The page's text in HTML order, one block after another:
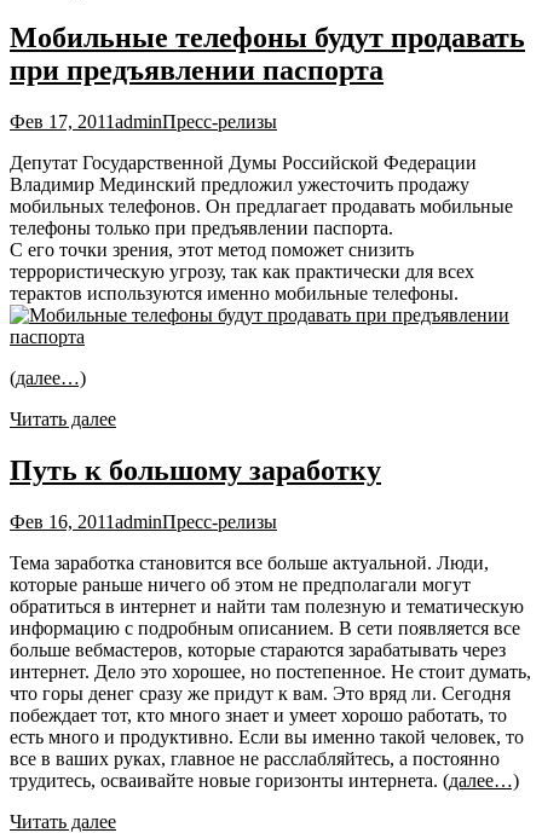
Мобильные телефоны будут продавать
при предъявлении паспорта
Фев 17, 2011adminПресс-релизы
Депутат Государственной Думы Российской Федерации
Владимир Мединский предложил ужесточить продажу
мобильных телефонов. Он предлагает продавать мобильные
телефоны только при предъявлении паспорта.
С его точки зрения, этот метод поможет снизить
террористическую угрозу, так как практически для всех
терактов используются именно мобильные телефоны.
(далее…)
Читать далее
Путь к большому заработку
Фев 16, 2011adminПресс-релизы
Тема заработка становится все больше актуальной. Люди,
которые раньше ничего об этом не предполагали могут
обратиться в интернет и найти там полезную и тематическую
информацию с подробным описанием. В сети появляется все
больше вебмастеров, которые стараются зарабатывать через
интернет. Дело это хорошее, но постепенное. Не стоит думать,
что горы денег сразу же придут к вам. Это вряд ли. Сегодня
побеждает тот, кто много знает и умеет хорошо работать, то
есть много и продуктивно. Если вы именно такой человек, то
все в ваших руках, главное не расслабляйтесь, а постоянно
трудитесь, осваивайте новые горизонты интернета. (далее…)
Читать далее